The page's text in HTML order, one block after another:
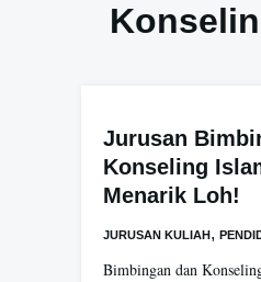
Jurusan
Konseling
Menarik Loh!
JURUSAN KULIAH,
Bimbingan dan